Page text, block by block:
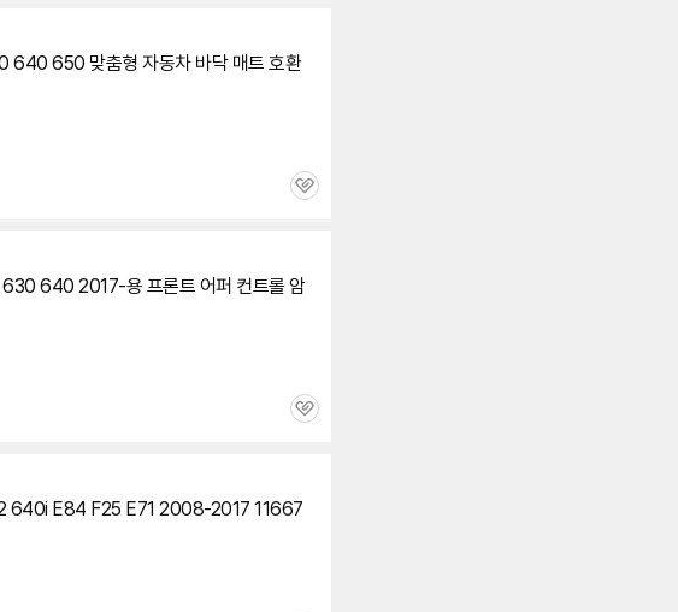
650 맞춤형 자동차 바닥 매트 호환
관
640 2017-용 프론트 어퍼 컨트롤 암
관
640i E84 F25 E71 2008-2017 11667